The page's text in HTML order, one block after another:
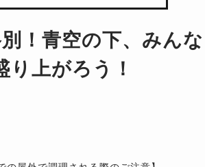
！青空の下、みんな
り上がろう！